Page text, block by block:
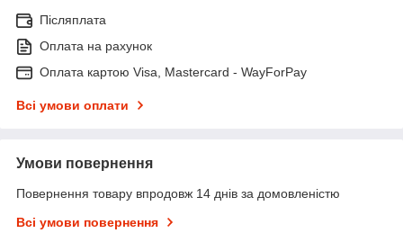
Післяплата
Оплата на рахунок
Оплата картою Visa, Mastercard - WayForPay
Всі умови оплати
Умови повернення
Повернення товару впродовж 14 днів за домовленістю
Всі умови повернення